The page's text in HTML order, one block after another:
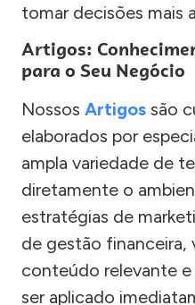
tomar decisões mais
Artigos:
para o Seu Negócio
Nossos Artigos são
elaborados por
ampla variedade de
diretamente o
estratégias de
de gestão financeira,
conteúdo relevante
ser aplicado